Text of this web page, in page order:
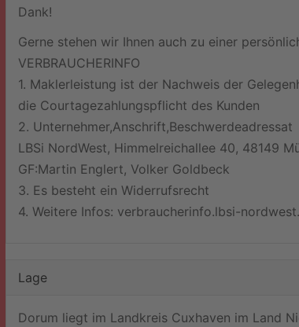
Dank!
Gerne stehen wir Ihnen auch zu einer
VERBRAUCHERINFO
1. Maklerleistung ist der Nachweis der
die Courtagezahlungspflicht des Kunden
2. Unternehmer,Anschrift,Beschwerdeadressat
LBSi NordWest, Himmelreichallee 40, 48149
GF:Martin Englert, Volker Goldbeck
3. Es besteht ein Widerrufsrecht
4. Weitere Infos: verbraucherinfo.lbsi-
Lage
Dorum liegt im Landkreis Cuxhaven im Land